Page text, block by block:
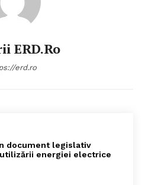
ERD.ro
erd.ro
document legislativ
energiei electrice